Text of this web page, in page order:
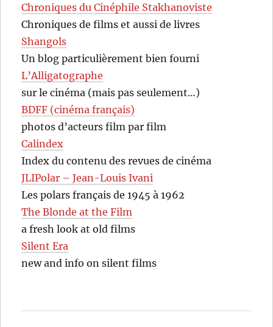
Chroniques du Cinéphile Stakhanoviste
Chroniques de films et aussi de livres
Shangols
Un blog particulièrement bien fourni
L’Alligatographe
sur le cinéma (mais pas seulement…)
BDFF (cinéma français)
photos d’acteurs film par film
Calindex
Index du contenu des revues de cinéma
JLIPolar – Jean-Louis Ivani
Les polars français de 1945 à 1962
The Blonde at the Film
a fresh look at old films
Silent Era
new and info on silent films